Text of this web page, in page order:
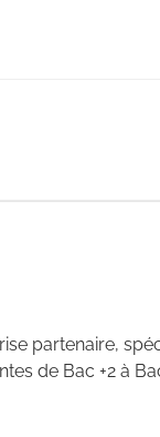
partenaire,
de Bac +2 à